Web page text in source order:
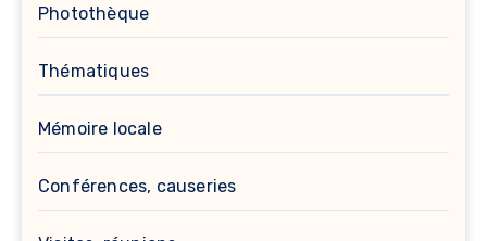
Photothèque
Thématiques
Mémoire locale
Conférences, causeries